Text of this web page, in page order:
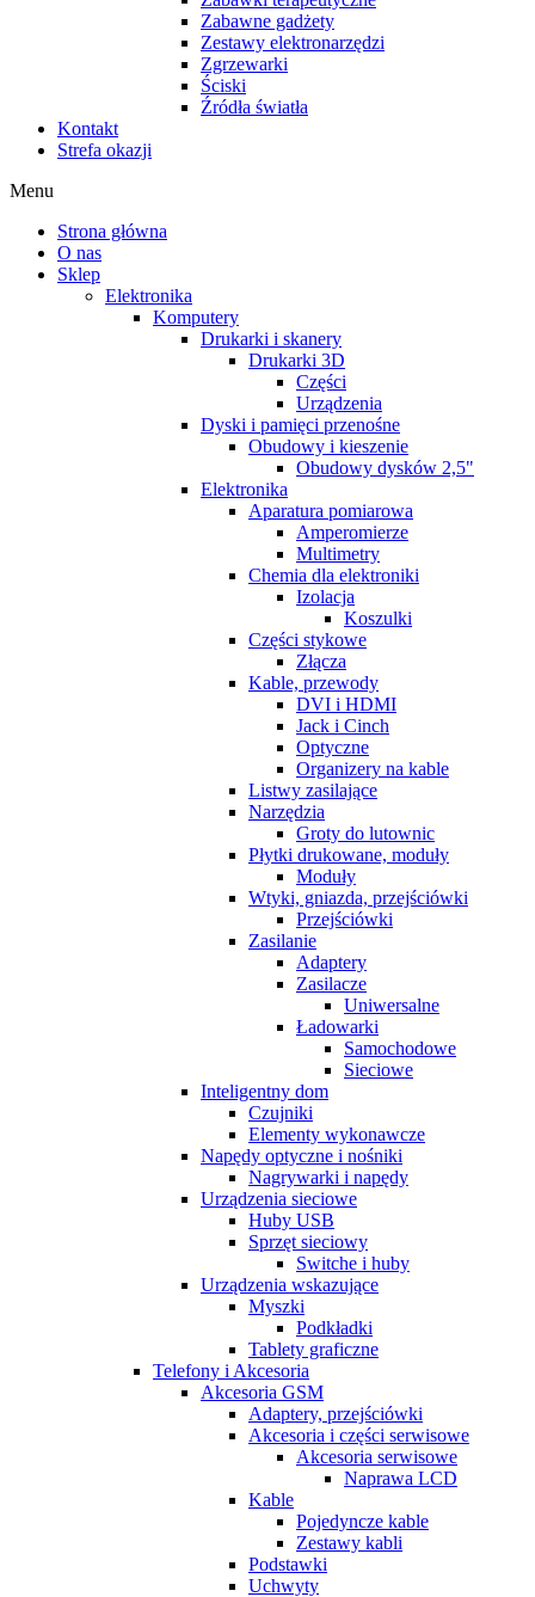
Zabawne gadżety
Zestawy elektronarzędzi
Zgrzewarki
Ściski
Źródła światła
Kontakt
Strefa okazji
Menu
Strona główna
O nas
Sklep
Elektronika
Komputery
Drukarki i skanery
Drukarki 3D
Części
Urządzenia
Dyski i pamięci przenośne
Obudowy i kieszenie
Obudowy dysków 2,5"
Elektronika
Aparatura pomiarowa
Amperomierze
Multimetry
Chemia dla elektroniki
Izolacja
Koszulki
Części stykowe
Złącza
Kable, przewody
DVI i HDMI
Jack i Cinch
Optyczne
Organizery na kable
Listwy zasilające
Narzędzia
Groty do lutownic
Płytki drukowane, moduły
Moduły
Wtyki, gniazda, przejściówki
Przejściówki
Zasilanie
Adaptery
Zasilacze
Uniwersalne
Ładowarki
Samochodowe
Sieciowe
Inteligentny dom
Czujniki
Elementy wykonawcze
Napędy optyczne i nośniki
Nagrywarki i napędy
Urządzenia sieciowe
Huby USB
Sprzęt sieciowy
Switche i huby
Urządzenia wskazujące
Myszki
Podkładki
Tablety graficzne
Telefony i Akcesoria
Akcesoria GSM
Adaptery, przejściówki
Akcesoria i części serwisowe
Akcesoria serwisowe
Naprawa LCD
Kable
Pojedyncze kable
Zestawy kabli
Podstawki
Uchwyty